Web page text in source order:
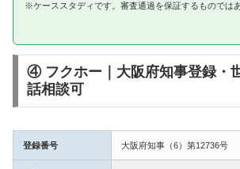
※ケーススタディです。審査通過を保証するものでは
④ フクホー｜大阪府知事登録・
話相談可
登録番号 大阪府知事（6）第12736号